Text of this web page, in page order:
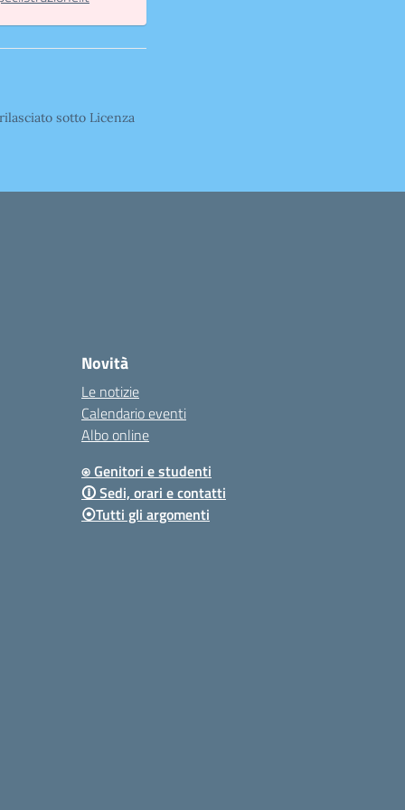
sotto Licenza
Novità
Le notizie
Calendario eventi
Albo online
⍟ Genitori e studenti
🛈 Sedi, orari e contatti
⦿Tutti gli argomenti